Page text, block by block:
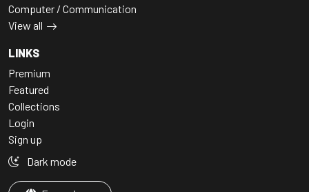
Computer / Communication
View all
LINKS
Premium
Featured
Collections
Login
Sign up
Dark mode